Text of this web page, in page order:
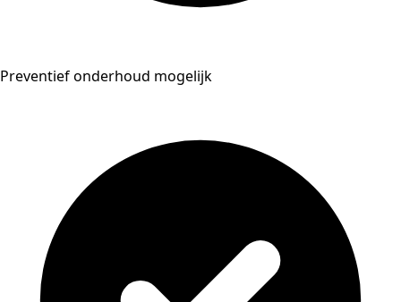
Preventief onderhoud mogelijk